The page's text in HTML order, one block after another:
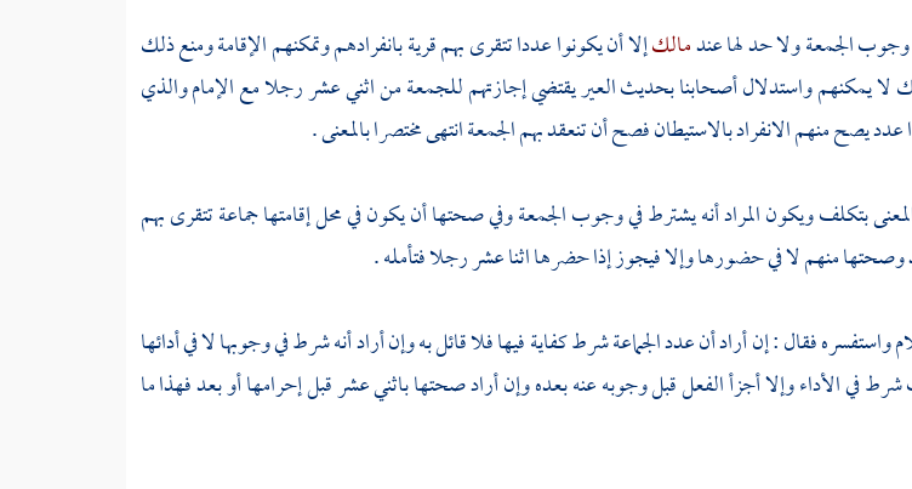
الجمعة ولا حد لها عندمالكإلا أن يكونوا عددا تتقرى بهم قرية بانفرادهم وتمكنهم الإقامة ومنع ذلك
لا يمكنهم واستدلال أصحابنا بحديث العير يقتضي إجازتهم للجمعة من اثني عشر رجلا مع الإمام والذي
يصح منهم الانفراد بالاستيطان فصح أن تنعقد بهم الجمعة انتهى مختصرا بالمعنى .
بتكلف ويكون المراد أنه يشترط في وجوب الجمعة وفي صحتها أن يكون في محل إقامتها جماعة تتقرى بهم
وصحتها منهم لا في حضورها وإلا فيجوز إذا حضرها اثنا عشر رجلا فتأمله .
واستفسره فقال : إن أراد أن عدد الجماعة شرط كفاية فيها فلا قائل به وإن أراد أنه شرط في وجوبها لا في أدائها
في الأداء وإلا أجزأ الفعل قبل وجوبه عنه بعده وإن أراد صحتها باثني عشر قبل إحرامها أو بعد فهذا ما